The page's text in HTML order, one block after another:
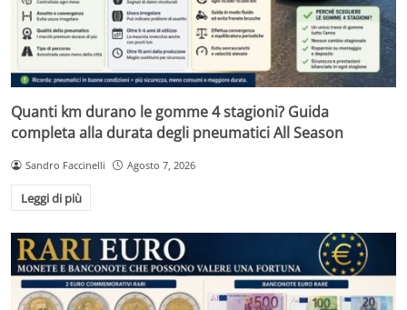
Quanti km durano le gomme 4 stagioni? Guida
completa alla durata degli pneumatici All Season
Sandro Faccinelli Agosto 7, 2026
Leggi di più